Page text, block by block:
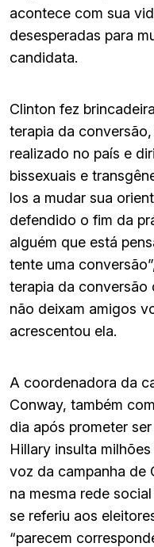
acontece com sua
desesperadas para
candidata.
Clinton fez
terapia da
realizado no país e
bissexuais e
los a mudar sua
defendido o fim da
alguém que está
tente uma
terapia da conversão
não deixam amigos
acrescentou ela.
A coordenadora da
Conway, também
dia após prometer
Hillary insulta
voz da campanha de
na mesma rede
se referiu aos
“parecem